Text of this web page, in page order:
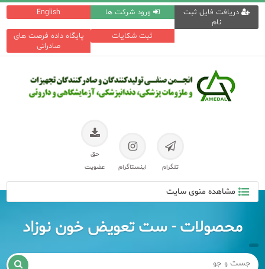
English ورود شرکت ها
دریافت فایل ثبت
نام
پایگاه داده فرصت های
صادراتی
ثبت شکایات
تلگرام اینستاگرام
حق
عضویت
مشاهده منوی سایت
محصولات - ست تعویض خون نوزاد
